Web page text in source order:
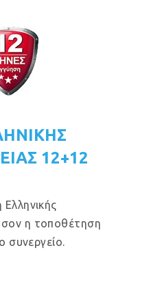
12+12
η τοποθέτηση
συνεργείο.